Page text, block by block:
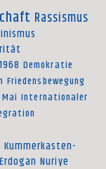
Rassismus
Demokratie
Friedensbewegung
Internationaler
Kummerkasten-
Erdogan Nuriye